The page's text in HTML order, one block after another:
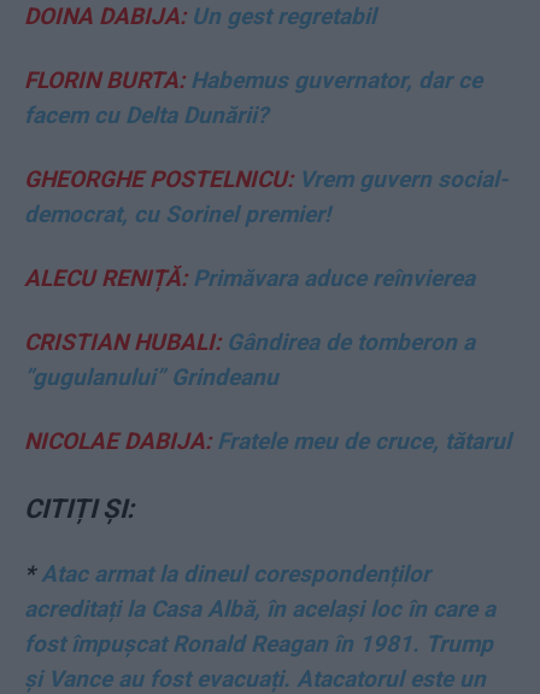
DOINA DABIJA:Un gest regretabil
FLORIN BURTA:Habemus guvernator, dar ce
facem cu Delta Dunării?
GHEORGHE POSTELNICU:Vrem guvern social-
democrat, cu Sorinel premier!
ALECU RENIȚĂ:Primăvara aduce reînvierea
CRISTIAN HUBALI:Gândirea de tomberon a
”gugulanului” Grindeanu
NICOLAE DABIJA:Fratele meu de cruce, tătarul
CITIȚI ȘI:
*Atac armat la dineul corespondenților
acreditați la Casa Albă, în același loc în care a
fost împușcat Ronald Reagan în 1981. Trump
și Vance au fost evacuați. Atacatorul este un